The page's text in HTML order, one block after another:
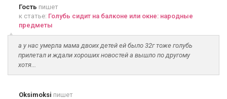
Гость пишет
к статье: Голубь сидит на балконе или окне: народные
предметы
а у нас умерла мама двоих детей ей было 32г тоже голубь
прилетал и ждали хороших новостей а вышло по другому
хотя...
Oksimoksi пишет